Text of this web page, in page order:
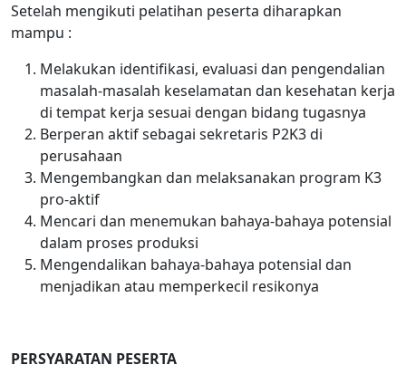
Setelah mengikuti pelatihan peserta diharapkan
mampu :
Melakukan identifikasi, evaluasi dan pengendalian
masalah-masalah keselamatan dan kesehatan kerja
di tempat kerja sesuai dengan bidang tugasnya
Berperan aktif sebagai sekretaris P2K3 di
perusahaan
Mengembangkan dan melaksanakan program K3
pro-aktif
Mencari dan menemukan bahaya-bahaya potensial
dalam proses produksi
Mengendalikan bahaya-bahaya potensial dan
menjadikan atau memperkecil resikonya
PERSYARATAN PESERTA